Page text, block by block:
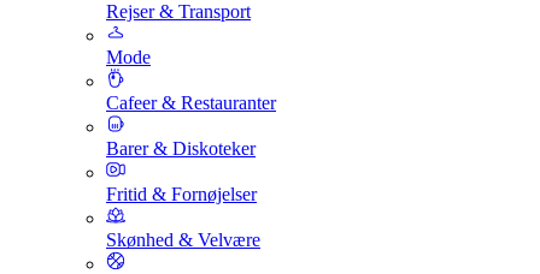
Rejser & Transport
Mode
Cafeer & Restauranter
Barer & Diskoteker
Fritid & Fornøjelser
Skønhed & Velvære